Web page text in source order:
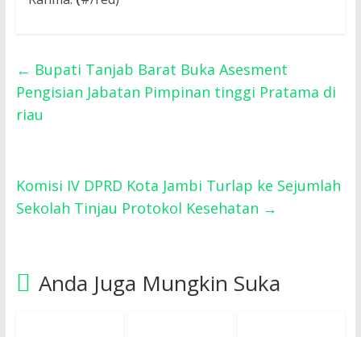
← Bupati Tanjab Barat Buka Asesment
Pengisian Jabatan Pimpinan tinggi Pratama di
riau
Komisi IV DPRD Kota Jambi Turlap ke Sejumlah
Sekolah Tinjau Protokol Kesehatan →
Anda Juga Mungkin Suka